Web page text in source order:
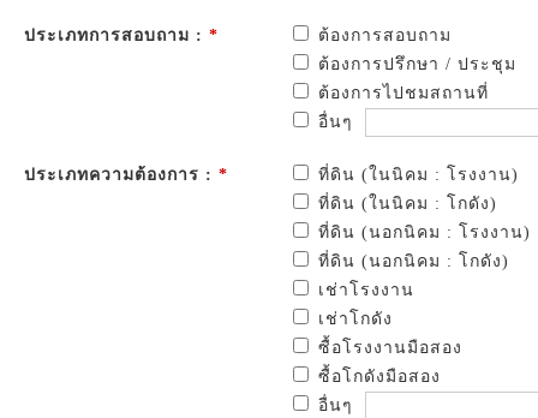
ประเภทการสอบถาม : *
ต้องการสอบถาม
ต้องการปรึกษา / ประชุม
ต้องการไปชมสถานที่
อื่นๆ
ประเภทความต้องการ : *
ที่ดิน (ในนิคม : โรงงาน)
ที่ดิน (ในนิคม : โกดัง)
ที่ดิน (นอกนิคม : โรงงาน)
ที่ดิน (นอกนิคม : โกดัง)
เช่าโรงงาน
เช่าโกดัง
ซื้อโรงงานมือสอง
ซื้อโกดังมือสอง
อื่นๆ